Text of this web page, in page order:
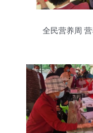
全民营养周